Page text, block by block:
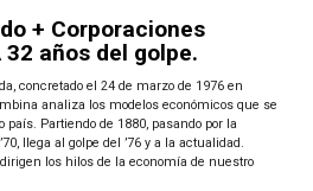
+ Corporaciones
años del golpe.
concretado el 24 de marzo de 1976 en
analiza los modelos económicos que se
Partiendo de 1880, pasando por la
llega al golpe del ’76 y a la actualidad.
los hilos de la economía de nuestro